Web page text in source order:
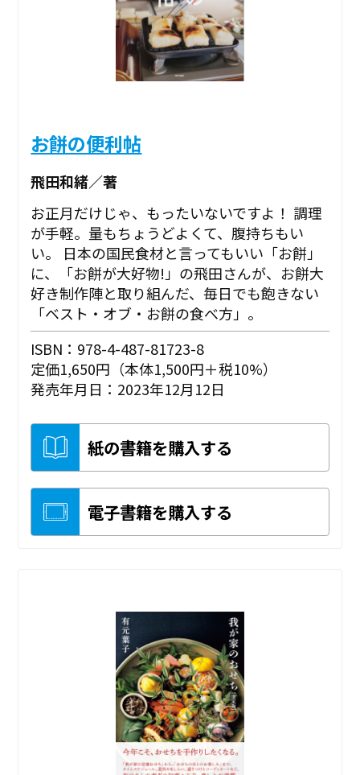
お餅の便利帖
飛田和緒／著
お正月だけじゃ、もったいないですよ！ 調理
が手軽。量もちょうどよくて、腹持ちもい
い。 日本の国民食材と言ってもいい「お餅」
に、「お餅が大好物!」の飛田さんが、お餅大
好き制作陣と取り組んだ、毎日でも飽きない
「ベスト・オブ・お餅の食べ方」。
ISBN：978-4-487-81723-8
定価1,650円（本体1,500円＋税10%）
発売年月日：2023年12月12日
紙の書籍を購入する
電子書籍を購入する